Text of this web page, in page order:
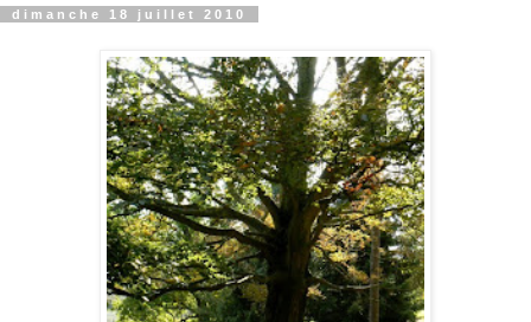
dimanche 18 juillet 2010